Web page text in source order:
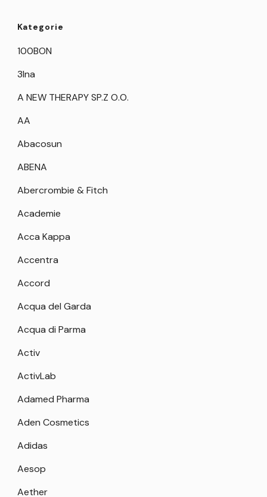
Kategorie
100BON
3Ina
A NEW THERAPY SP.Z O.O.
AA
Abacosun
ABENA
Abercrombie & Fitch
Academie
Acca Kappa
Accentra
Accord
Acqua del Garda
Acqua di Parma
Activ
ActivLab
Adamed Pharma
Aden Cosmetics
Adidas
Aesop
Aether